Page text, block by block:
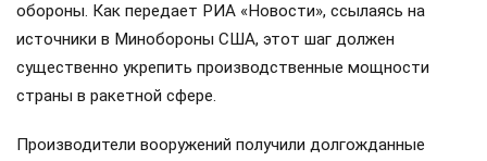
обороны. Как передает РИА «Новости», ссылаясь на
источники в Минобороны США, этот шаг должен
существенно укрепить производственные мощности
страны в ракетной сфере.
Производители вооружений получили долгожданные